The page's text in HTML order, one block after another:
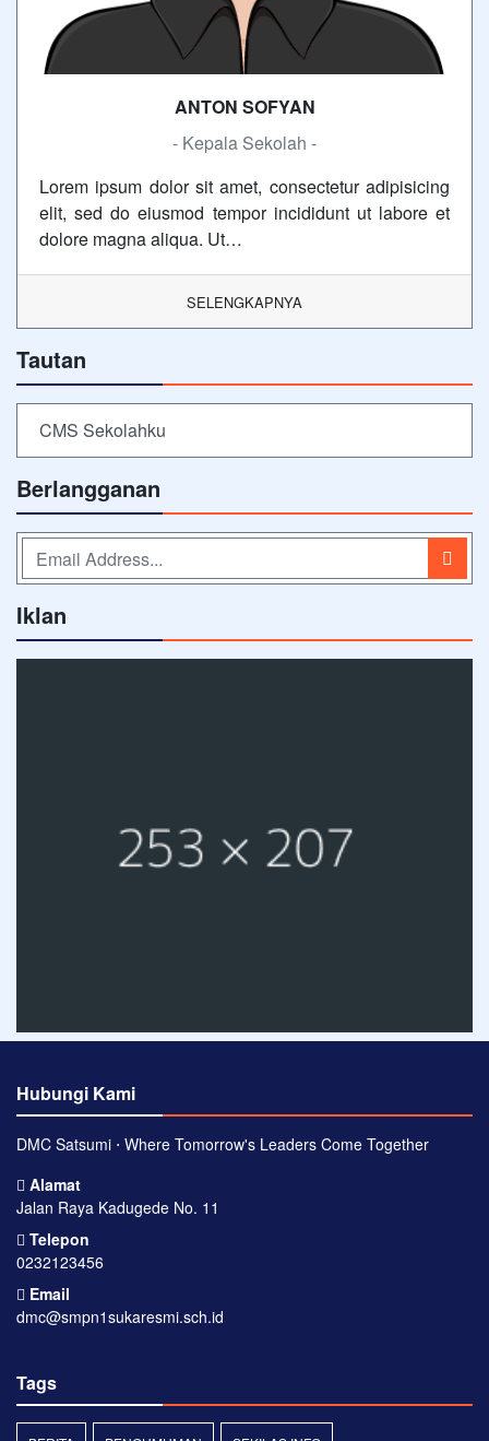
ANTON SOFYAN
- Kepala Sekolah -
Lorem ipsum dolor sit amet, consectetur adipisicing
elit, sed do eiusmod tempor incididunt ut labore et
dolore magna aliqua. Ut…
SELENGKAPNYA
Tautan
CMS Sekolahku
Berlangganan
Iklan
Hubungi Kami
DMC Satsumi ⋅ Where Tomorrow's Leaders Come Together
Alamat
Jalan Raya Kadugede No. 11
Telepon
0232123456
Email
dmc@smpn1sukaresmi.sch.id
Tags